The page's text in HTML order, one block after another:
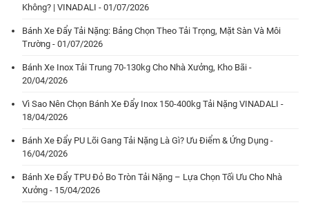
Không? | VINADALI - 01/07/2026
Bánh Xe Đẩy Tải Nặng: Bảng Chọn Theo Tải Trọng, Mặt Sàn Và Môi
Trường - 01/07/2026
Bánh Xe Inox Tải Trung 70-130kg Cho Nhà Xưởng, Kho Bãi -
20/04/2026
Vì Sao Nên Chọn Bánh Xe Đẩy Inox 150-400kg Tải Nặng VINADALI -
18/04/2026
Bánh Xe Đẩy PU Lõi Gang Tải Nặng Là Gì? Ưu Điểm & Ứng Dụng -
16/04/2026
Bánh Xe Đẩy TPU Đỏ Bo Tròn Tải Nặng – Lựa Chọn Tối Ưu Cho Nhà
Xưởng - 15/04/2026